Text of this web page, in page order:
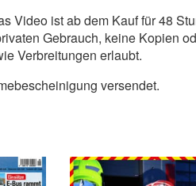
Video ist ab dem Kauf für 48
Gebrauch, keine Kopien
Verbreitungen erlaubt.
versendet.